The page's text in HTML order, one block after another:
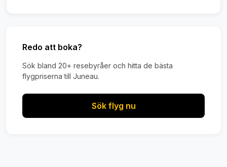
Redo att boka?
Sök bland 20+ resebyråer och hitta de bästa
flygpriserna till Juneau.
Sök flyg nu